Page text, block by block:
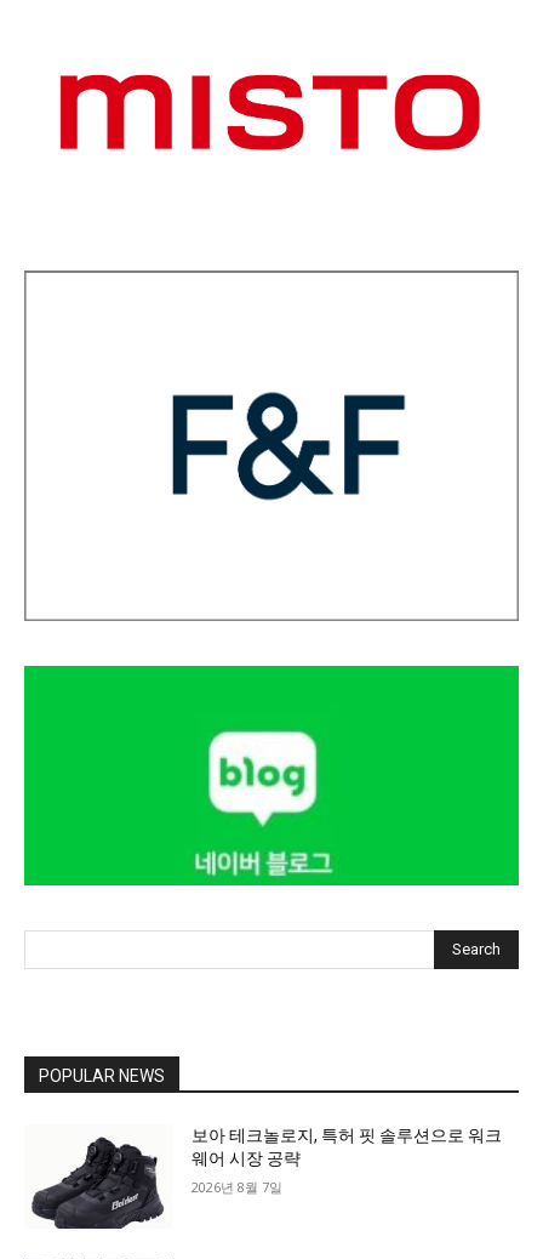
Search
POPULAR NEWS
보아 테크놀로지, 특허 핏 솔루션으로 워크
웨어 시장 공략
2026년 8월 7일